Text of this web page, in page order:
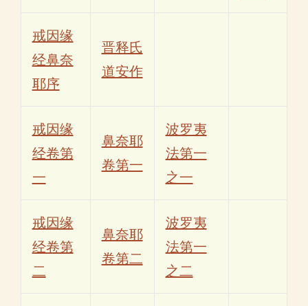
戒因缘
经鼻奈
耶序
晋释氏
道安作
戒因缘
经卷第
一
鼻奈耶
卷第一
波罗夷
法第一
之一
戒因缘
经卷第
二
鼻奈耶
卷第二
波罗夷
法第一
之二